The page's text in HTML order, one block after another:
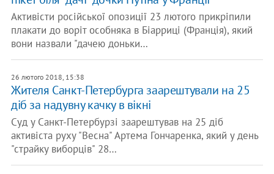
Активісти російської опозиції 23 лютого прикріпили
плакати до воріт особняка в Біарриці (Франція), який
вони назвали "дачею доньки…
26 лютого 2018, 15:38
Жителя Санкт-Петербурга заарештували на 25
діб за надувну качку в вікні
Суд у Санкт-Петербурзі заарештував на 25 діб
активіста руху "Весна" Артема Гончаренка, який у день
"страйку виборців" 28…